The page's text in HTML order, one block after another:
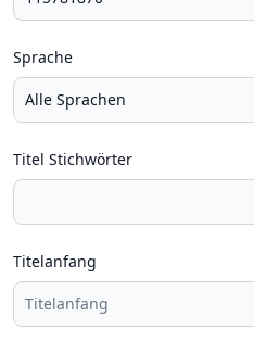
Sprache
Titel Stichwörter
Titelanfang